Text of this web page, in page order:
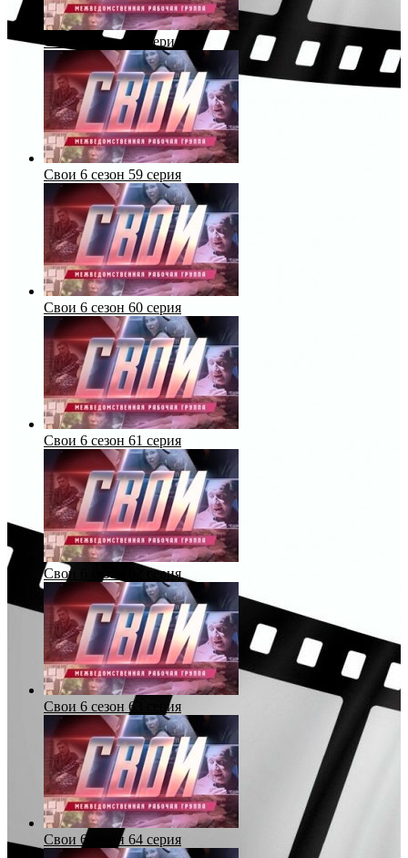
Свои 6 сезон 58 серия
Свои 6 сезон 59 серия
Свои 6 сезон 60 серия
Свои 6 сезон 61 серия
Свои 6 сезон 62 серия
Свои 6 сезон 63 серия
Свои 6 сезон 64 серия